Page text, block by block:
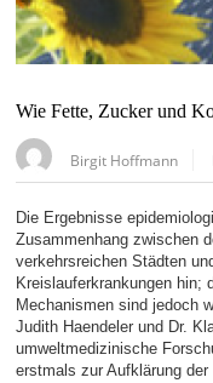
Wie Fette, Zucker und
Birgit Hoffmann
Die Ergebnisse
Zusammenhang zwischen
verkehrsreichen Städten
Kreislauferkrankungen hin;
Mechanismen sind jedoch
Judith Haendeler und Dr.
umweltmedizinische
erstmals zur Aufklärung